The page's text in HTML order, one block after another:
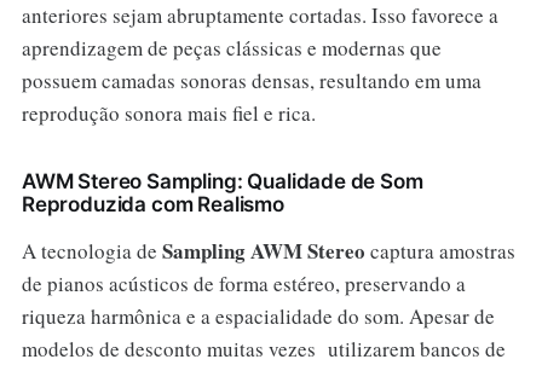
anteriores sejam abruptamente cortadas. Isso favorece a
aprendizagem de peças clássicas e modernas que
possuem camadas sonoras densas, resultando em uma
reprodução sonora mais fiel e rica.
AWM Stereo Sampling: Qualidade de Som
Reproduzida com Realismo
A tecnologia de Sampling AWM Stereo captura amostras
de pianos acústicos de forma estéreo, preservando a
riqueza harmônica e a espacialidade do som. Apesar de
modelos de desconto muitas vezes utilizarem bancos de